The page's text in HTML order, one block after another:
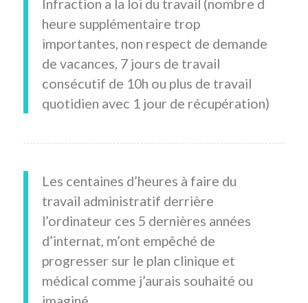
Infraction a la loi du travail (nombre d
heure supplémentaire trop
importantes, non respect de demande
de vacances, 7 jours de travail
consécutif de 10h ou plus de travail
quotidien avec 1 jour de récupération)
Les centaines d’heures à faire du
travail administratif derrière
l’ordinateur ces 5 dernières années
d’internat, m’ont empêché de
progresser sur le plan clinique et
médical comme j’aurais souhaité ou